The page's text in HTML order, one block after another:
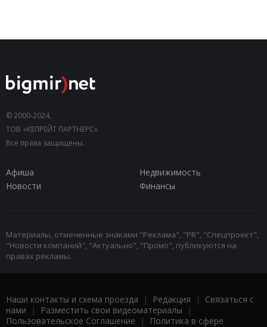
© 2000-2024,
ТОВ «КЕПРЕЙТ ПАРТНЕРС».
Все права защищены.
Афиша
Недвижимость
Новости
Финансы
Материалы, отмеченные знаками "Реклама", "PR", "Спецпроект",
"Новости компаний", "Актуально", "Промо", публикуются на
правах рекламы.
Наши контакты и схема проезда | Редакция | Связаться с
нами | Разместить свои видеоматериалы |
Пользовательское Соглашение |
Политика в сфере